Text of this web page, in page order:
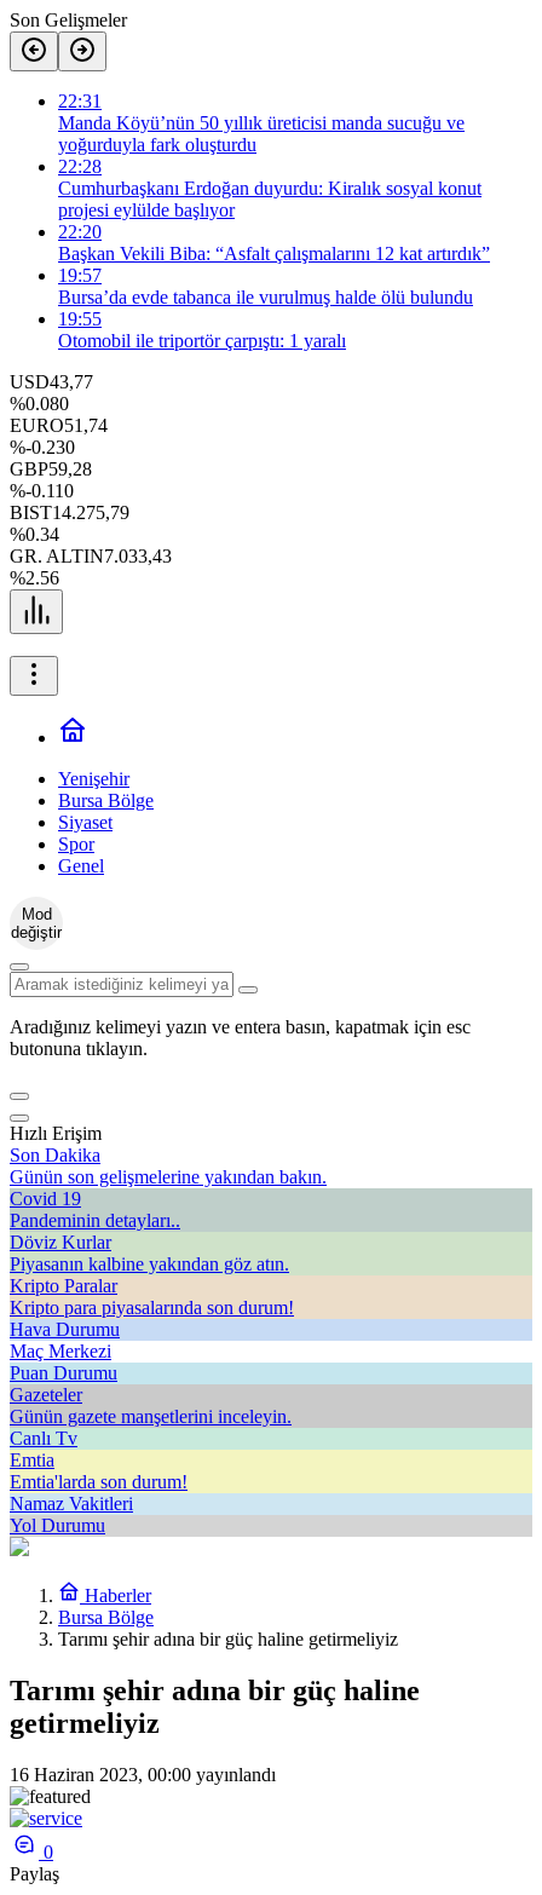
Son Gelişmeler
22:31
Manda Köyü’nün 50 yıllık üreticisi manda sucuğu ve
yoğurduyla fark oluşturdu
22:28
Cumhurbaşkanı Erdoğan duyurdu: Kiralık sosyal konut
projesi eylülde başlıyor
22:20
Başkan Vekili Biba: “Asfalt çalışmalarını 12 kat artırdık”
19:57
Bursa’da evde tabanca ile vurulmuş halde ölü bulundu
19:55
Otomobil ile triportör çarpıştı: 1 yaralı
USD43,77
%0.080
EURO51,74
%-0.230
GBP59,28
%-0.110
BIST14.275,79
%0.34
GR. ALTIN7.033,43
%2.56
Yenişehir
Bursa Bölge
Siyaset
Spor
Genel
Mod
değiştir
Aradığınız kelimeyi yazın ve entera basın, kapatmak için esc
butonuna tıklayın.
Hızlı Erişim
Son Dakika
Günün son gelişmelerine yakından bakın.
Covid 19
Pandeminin detayları..
Döviz Kurlar
Piyasanın kalbine yakından göz atın.
Kripto Paralar
Kripto para piyasalarında son durum!
Hava Durumu
Maç Merkezi
Puan Durumu
Gazeteler
Günün gazete manşetlerini inceleyin.
Canlı Tv
Emtia
Emtia'larda son durum!
Namaz Vakitleri
Yol Durumu
Haberler
Bursa Bölge
Tarımı şehir adına bir güç haline getirmeliyiz
Tarımı şehir adına bir güç haline
getirmeliyiz
16 Haziran 2023, 00:00 yayınlandı
0
Paylaş